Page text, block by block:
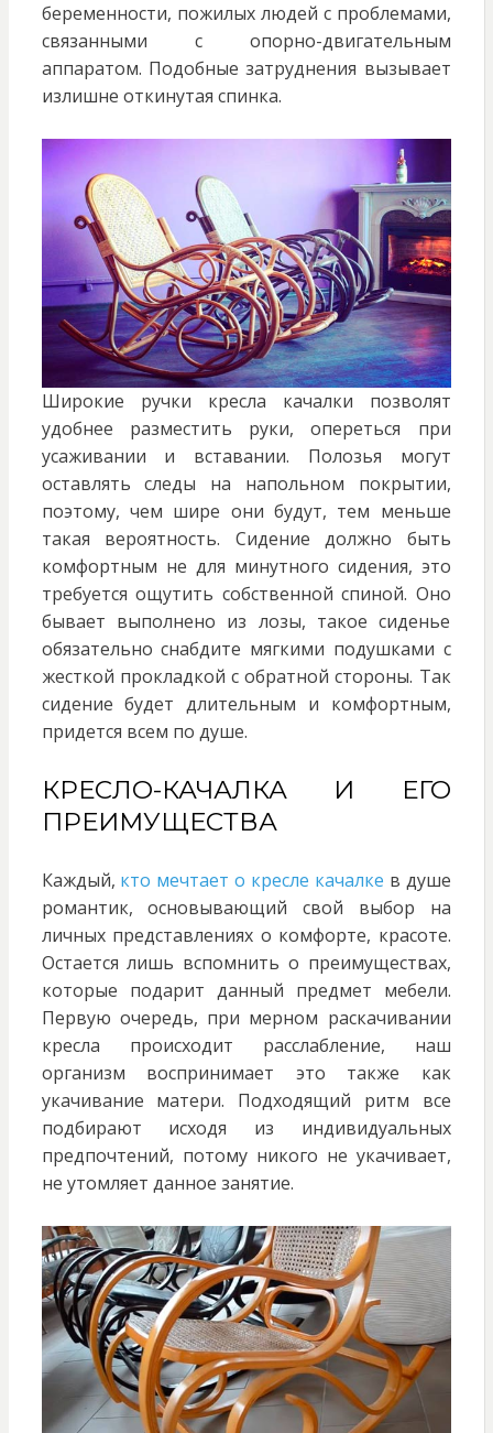
беременности, пожилых людей с проблемами,
связанными с опорно-двигательным
аппаратом. Подобные затруднения вызывает
излишне откинутая спинка.
Широкие ручки кресла качалки позволят
удобнее разместить руки, опереться при
усаживании и вставании. Полозья могут
оставлять следы на напольном покрытии,
поэтому, чем шире они будут, тем меньше
такая вероятность. Сидение должно быть
комфортным не для минутного сидения, это
требуется ощутить собственной спиной. Оно
бывает выполнено из лозы, такое сиденье
обязательно снабдите мягкими подушками с
жесткой прокладкой с обратной стороны. Так
сидение будет длительным и комфортным,
придется всем по душе.
КРЕСЛО-КАЧАЛКА И ЕГО
ПРЕИМУЩЕСТВА
Каждый, кто мечтает о кресле качалке в душе
романтик, основывающий свой выбор на
личных представлениях о комфорте, красоте.
Остается лишь вспомнить о преимуществах,
которые подарит данный предмет мебели.
Первую очередь, при мерном раскачивании
кресла происходит расслабление, наш
организм воспринимает это также как
укачивание матери. Подходящий ритм все
подбирают исходя из индивидуальных
предпочтений, потому никого не укачивает,
не утомляет данное занятие.